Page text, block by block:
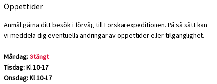
Öppettider
Anmäl gärna ditt besök i förväg tillForskarexpeditionen. På så sätt kan
vi meddela dig eventuella ändringar av öppettider eller tillgänglighet.
Måndag:Stängt
Tisdag: Kl 10-17
Onsdag: Kl 10-17